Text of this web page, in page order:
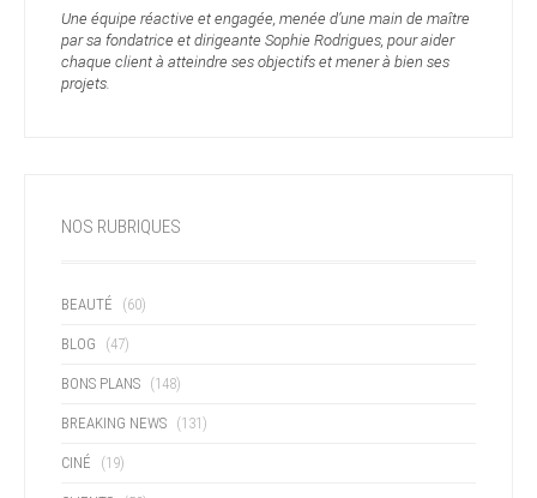
Une équipe réactive et engagée, menée d’une main de maître
par sa fondatrice et dirigeante Sophie Rodrigues, pour aider
chaque client à atteindre ses objectifs et mener à bien ses
projets.
NOS RUBRIQUES
BEAUTÉ (60)
BLOG (47)
BONS PLANS (148)
BREAKING NEWS (131)
CINÉ (19)